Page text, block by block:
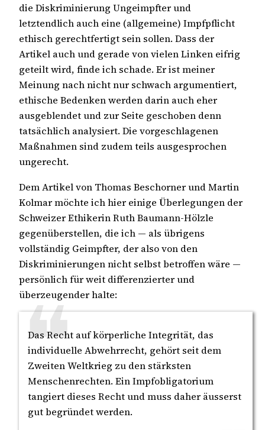
die Diskriminierung Ungeimpfter und
letztendlich auch eine (allgemeine) Impfpflicht
ethisch gerechtfertigt sein sollen. Dass der
Artikel auch und gerade von vielen Linken eifrig
geteilt wird, finde ich schade. Er ist meiner
Meinung nach nicht nur schwach argumentiert,
ethische Bedenken werden darin auch eher
ausgeblendet und zur Seite geschoben denn
tatsächlich analysiert. Die vorgeschlagenen
Maßnahmen sind zudem teils ausgesprochen
ungerecht.
Dem Artikel von Thomas Beschorner und Martin
Kolmar möchte ich hier einige Überlegungen der
Schweizer Ethikerin Ruth Baumann-Hölzle
gegenüberstellen, die ich — als übrigens
vollständig Geimpfter, der also von den
Diskriminierungen nicht selbst betroffen wäre —
persönlich für weit differenzierter und
überzeugender halte:
Das Recht auf körperliche Integrität, das
individuelle Abwehrrecht, gehört seit dem
Zweiten Weltkrieg zu den stärksten
Menschenrechten. Ein Impfobligatorium
tangiert dieses Recht und muss daher äusserst
gut begründet werden.